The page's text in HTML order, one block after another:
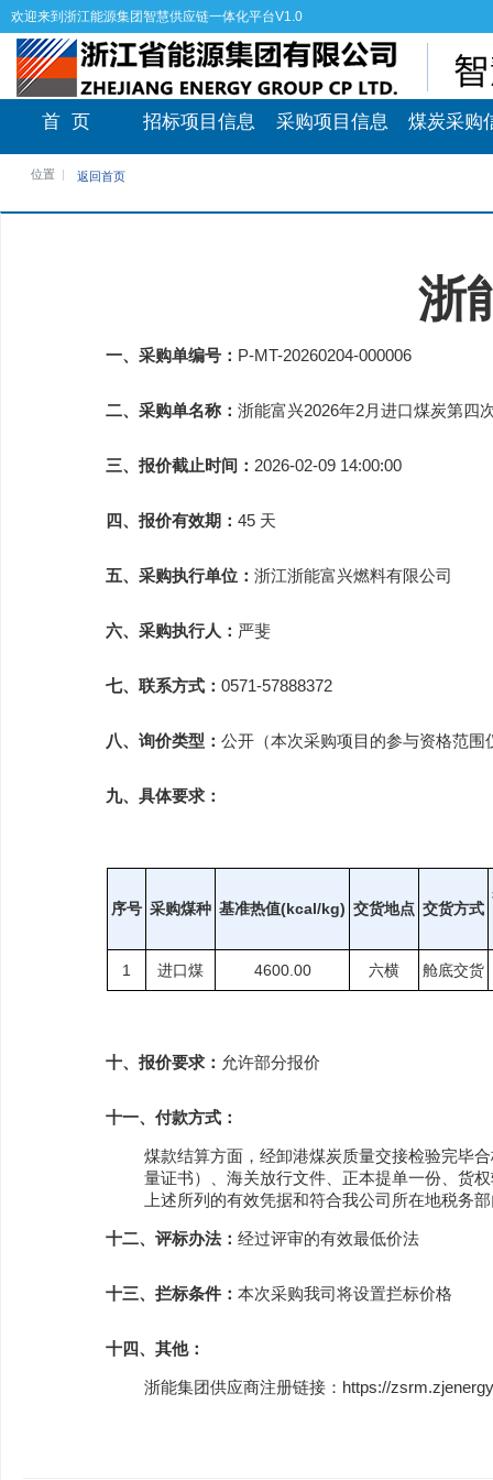
欢迎来到浙江能源集团智慧供应链一体化平台V1.0
首 页 招标项目信息 采购项目信息 煤炭采购
位置 返回首页
浙
一、采购单编号： P-MT-20260204-000006
二、采购单名称： 浙能富兴2026年2月进口煤炭第四
三、报价截止时间： 2026-02-09 14:00:00
四、报价有效期： 45 天
五、采购执行单位： 浙江浙能富兴燃料有限公司
六、采购执行人： 严斐
七、联系方式： 0571-57888372
八、询价类型： 公开（本次采购项目的参与资格范
九、具体要求：
序号 采购煤种 基准热值(kcal/kg) 交货地点 交货方式
1 进口煤 4600.00 六横 舱底交货
十、报价要求： 允许部分报价
十一、付款方式：
煤款结算方面，经卸港煤炭质量交接检验完毕
量证书）、海关放行文件、正本提单一份、货
上述所列的有效凭据和符合我公司所在地税务
十二、评标办法： 经过评审的有效最低价法
十三、拦标条件： 本次采购我司将设置拦标价格
十四、其他：
浙能集团供应商注册链接： https://